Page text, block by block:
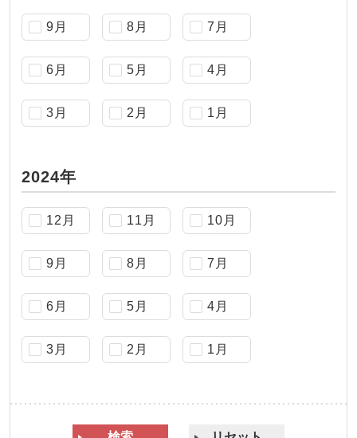
9月 8月 7月
6月 5月 4月
3月 2月 1月
2024年
12月 11月 10月
9月 8月 7月
6月 5月 4月
3月 2月 1月